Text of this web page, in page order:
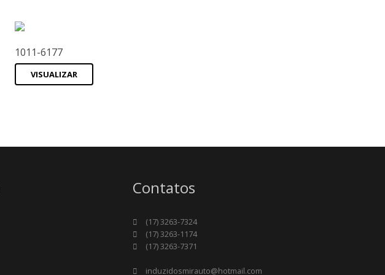
1011-6177
VISUALIZAR
Contatos
(17) 3263-7324
(17) 3263-1174
(17) 3263-7371
induzidosmirauto@hotmail.com